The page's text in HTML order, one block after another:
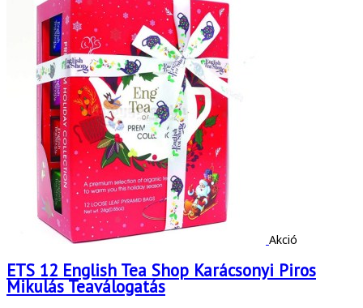
Akció
ETS 12 English Tea Shop Karácsonyi Piros
Mikulás Teaválogatás